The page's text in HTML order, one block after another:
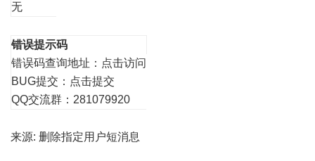
无
错误提示码
错误码查询地址： 点击访问
BUG提交： 点击提交
QQ交流群：281079920
来源: 删除指定用户短消息